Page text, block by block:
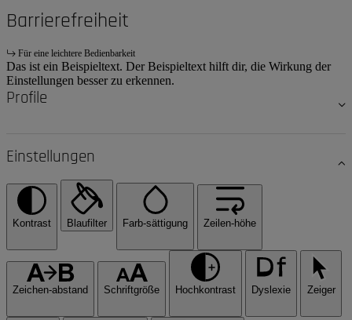
Barrierefreiheit
Für eine leichtere Bedienbarkeit
Das ist ein Beispieltext. Der Beispieltext hilft dir, die Wirkung der
Einstellungen besser zu erkennen.
Profile
Einstellungen
Kontrast Blaufilter Farb-sättigung Zeilen-höhe
Zeichen-abstand Schriftgröße Hochkontrast Dyslexie Zeiger